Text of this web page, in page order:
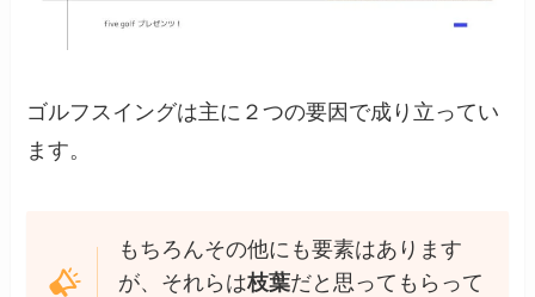
ゴルフスイングは主に２つの要因で成り立ってい
ます。
もちろんその他にも要素はあります
が、それらは枝葉だと思ってもらって